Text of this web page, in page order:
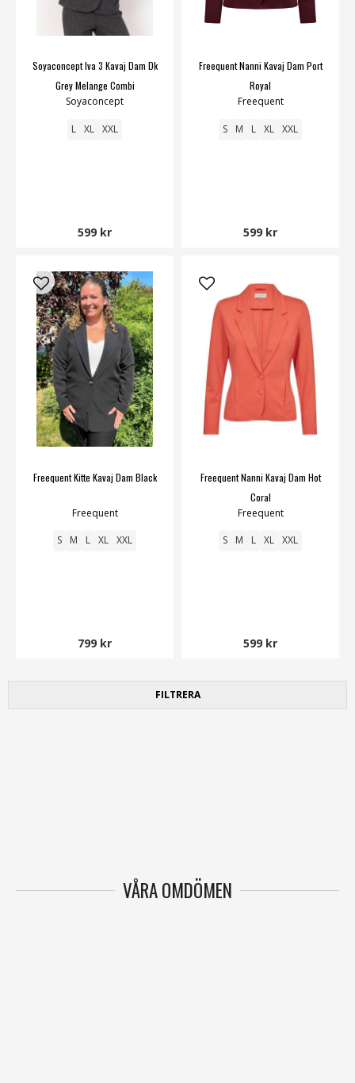
Soyaconcept Iva 3 Kavaj Dam Dk
Grey Melange Combi
Soyaconcept
L XL XXL
599 kr
Freequent Nanni Kavaj Dam Port
Royal
Freequent
S M L XL XXL
599 kr
Freequent Kitte Kavaj Dam Black
Freequent
S M L XL XXL
799 kr
Freequent Nanni Kavaj Dam Hot
Coral
Freequent
S M L XL XXL
599 kr
FILTRERA
VÅRA OMDÖMEN